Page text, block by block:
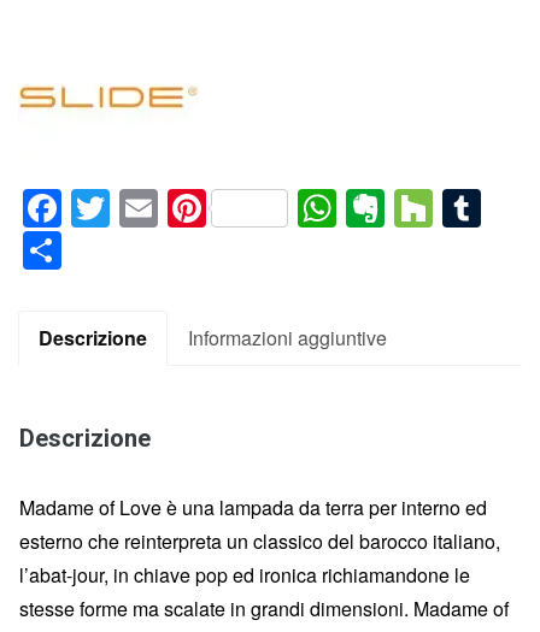
Facebook
Twitter
EmailPinterestWhatsApp
Evernote
Descrizione Informazioni aggiuntive
Descrizione
Madame of Love è una lampada da terra per interno ed
esterno che reinterpreta un classico del barocco italiano,
l’abat-jour, in chiave pop ed ironica richiamandone le
stesse forme ma scalate in grandi dimensioni. Madame of